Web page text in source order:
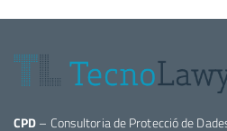
CPD– Consultoria de Protecció de